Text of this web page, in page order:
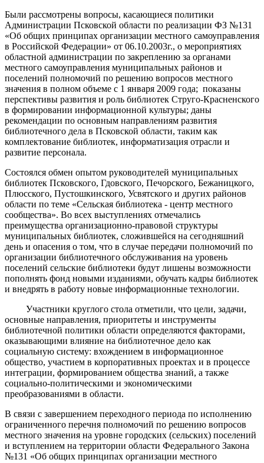
Были рассмотрены вопросы, касающиеся политики
Администрации Псковской области по реализации ФЗ №131
«Об общих принципах организации местного самоуправления
в Российской Федерации» от 06.10.2003г., о мероприятиях
областной администрации по закреплению за органами
местного самоуправления муниципальных районов и
поселений полномочий по решению вопросов местного
значения в полном объеме с 1 января 2009 года; показаны
перспективы развития и роль библиотек Струго-Красненского
в формировании информационной культуры; даны
рекомендации по основным направлениям развития
библиотечного дела в Псковской области, таким как
комплектование библиотек, информатизация отрасли и
развитие персонала.
Состоялся обмен опытом руководителей муниципальных
библиотек Псковского, Гдовского, Печорского, Бежаницкого,
Плюсского, Пустошкинского, Усвятского и других районов
области по теме «Сельская библиотека - центр местного
сообщества». Во всех выступлениях отмечались
преимущества организационно-правовой структуры
муниципальных библиотек, сложившейся на сегодняшний
день и опасения о том, что в случае передачи полномочий по
организации библиотечного обслуживания на уровень
поселений сельские библиотеки будут лишены возможности
пополнять фонд новыми изданиями, обучать кадры библиотек
и внедрять в работу новые информационные технологии.
Участники круглого стола отметили, что цели, задачи,
основные направления, приоритеты и инструменты
библиотечной политики области определяются факторами,
оказывающими влияние на библиотечное дело как
социальную систему: вхождением в информационное
общество, участием в корпоративных проектах и в процессе
интеграции, формированием общества знаний, а также
социально-политическими и экономическими
преобразованиями в области.
В связи с завершением переходного периода по исполнению
ограниченного перечня полномочий по решению вопросов
местного значения на уровне городских (сельских) поселений
и вступлением на территории области Федерального Закона
№131 «Об общих принципах организации местного